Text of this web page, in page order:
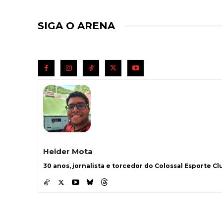
SIGA O ARENA
Heider Mota
30 anos, jornalista e torcedor do Colossal Esporte